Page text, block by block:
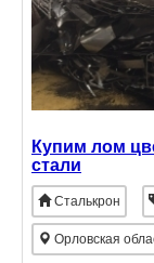
Купим лом
стали
Сталькрон
Орловская